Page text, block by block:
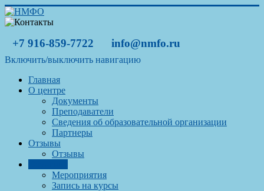
+7 916-859-7722 info@nmfo.ru
Включить/выключить навигацию
Главная
О центре
Документы
Преподаватели
Сведения об образовательной организации
Партнеры
Отзывы
Отзывы
Мероприятия
Запись на курсы